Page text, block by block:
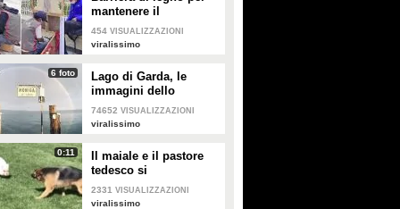
mantenere il
distanziamento
sociale: anche i
lavoro
454 VISUALIZZAZIONI
viralissimo
6 foto
Lago di Garda, le
immagini dello
spettacolare doppio
arcobaleno
74652 VISUALIZZAZIONI
viralissimo
0:11
Il maiale e il pastore
tedesco si
"affrontano": il loro
incontro è da non
2331 VISUALIZZAZIONI
viralissimo